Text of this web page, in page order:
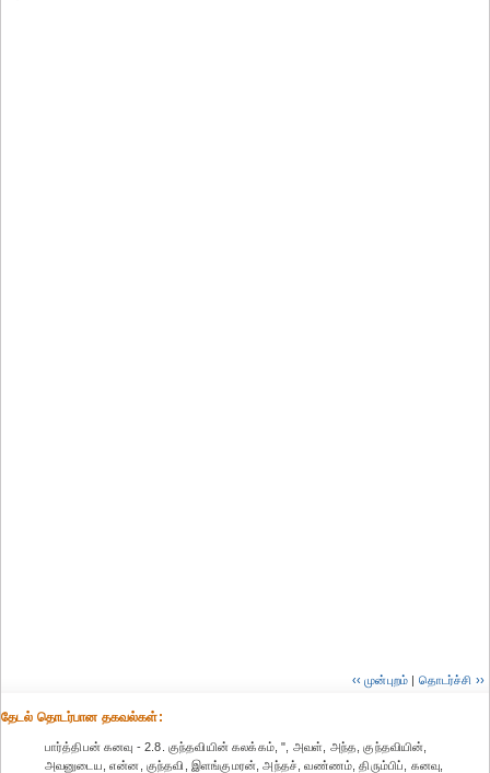
‹‹ முன்புறம் | தொடர்ச்சி ››
தேட‌ல் தொட‌ர்பான தகவ‌ல்க‌ள்:
பார்த்திபன் கனவு - 2.8. குந்தவியின் கலக்கம், ", அவள், அந்த, குந்தவியின்,
அவனுடைய, என்ன, குந்தவி, இளங்குமரன், அந்தச், வண்ணம், திரும்பிப், கனவு,